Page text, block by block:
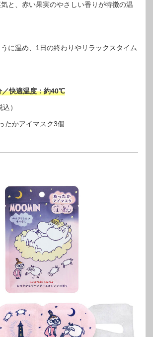
と、赤い果実のやさしい香りが特徴の温
に温め、1日の終わりやリラックスタイム
／快適温度：約40℃
）
たかアイマスク3個